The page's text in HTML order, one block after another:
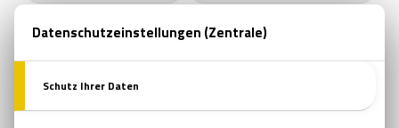
Stadtrundfahrt München
Stadtrundfahrt Bremen
Frühling
Programme in Nürnberg
Zeitkapseln